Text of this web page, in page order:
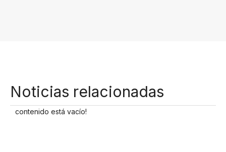
Noticias relacionadas
contenido está vacío!